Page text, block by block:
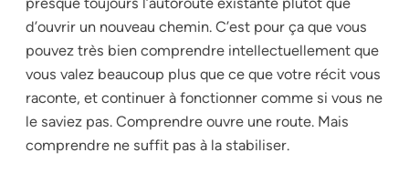
d’ouvrir un nouveau chemin. C’est pour ça que vous
pouvez très bien comprendre intellectuellement que
vous valez beaucoup plus que ce que votre récit vous
raconte, et continuer à fonctionner comme si vous ne
le saviez pas. Comprendre ouvre une route. Mais
comprendre ne suffit pas à la stabiliser.